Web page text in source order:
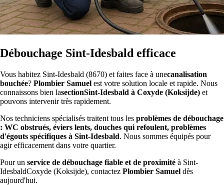
Débouchage Sint-Idesbald efficace
Vous habitez Sint-Idesbald (8670) et faites face à unecanalisation
bouchée? Plombier Samuel est votre solution locale et rapide. Nous
connaissons bien lasectionSint-Idesbald à Coxyde (Koksijde) et
pouvons intervenir très rapidement.
Nos techniciens spécialisés traitent tous les problèmes de débouchage
: WC obstrués, éviers lents, douches qui refoulent, problèmes
d'égouts spécifiques à Sint-Idesbald. Nous sommes équipés pour
agir efficacement dans votre quartier.
Pour un service de débouchage fiable et de proximité à Sint-
IdesbaldCoxyde (Koksijde), contactez Plombier Samuel dès
aujourd'hui.